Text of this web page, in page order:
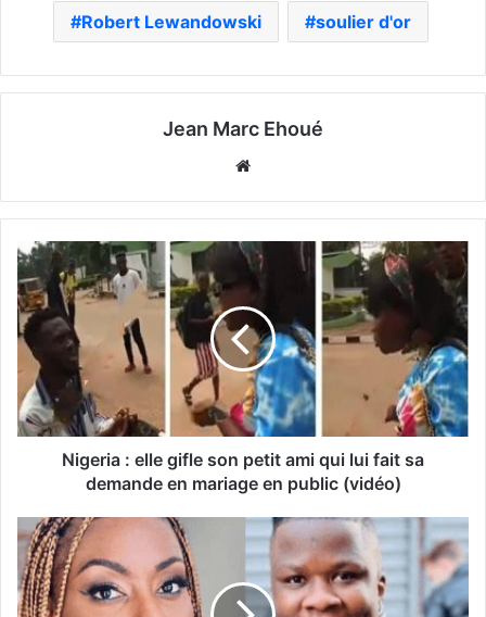
Robert Lewandowski soulier d'or
Jean Marc Ehoué
Nigeria : elle gifle son petit ami qui lui fait sa
demande en mariage en public (vidéo)